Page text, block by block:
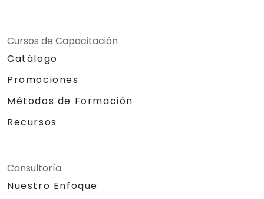
Cursos de Capacitación
Catálogo
Promociones
Métodos de Formación
Recursos
Consultoría
Nuestro Enfoque